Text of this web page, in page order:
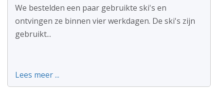
We bestelden een paar gebruikte ski's en
ontvingen ze binnen vier werkdagen. De ski's zijn
gebruikt...
Lees meer ...